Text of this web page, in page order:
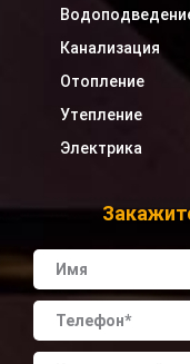
Канализация
Отопление
Утепление
Электрика